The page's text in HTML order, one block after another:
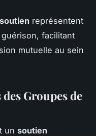
représentent
facilitant
mutuelle au sein
Groupes de
un soutien